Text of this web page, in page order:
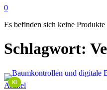
0
Es befinden sich keine
Schlagwort:
This image is AI-generated or manipulated, disclosed under Article 50(4) of the EU AI Act.
KI
Artikel